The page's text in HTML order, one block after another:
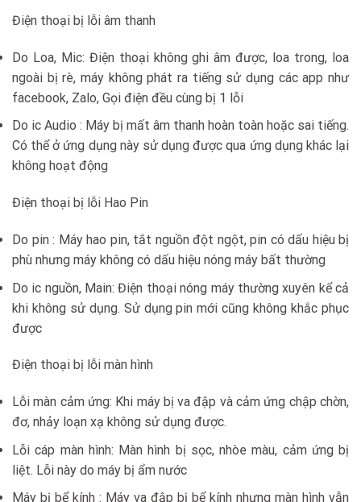
Điện thoại bị lỗi âm thanh
Do Loa, Mic: Điện thoại không ghi âm được, loa trong, loa
ngoài bị rè, máy không phát ra tiếng sử dụng các app như
facebook, Zalo, Gọi điện đều cùng bị 1 lỗi
Do ic Audio : Máy bị mất âm thanh hoàn toàn hoặc sai tiếng.
Có thể ở ứng dụng này sử dụng được qua ứng dụng khác lại
không hoạt động
Điện thoại bị lỗi Hao Pin
Do pin : Máy hao pin, tắt nguồn đột ngột, pin có dấu hiệu bị
phù nhưng máy không có dấu hiệu nóng máy bất thường
Do ic nguồn, Main: Điện thoại nóng máy thường xuyên kể cả
khi không sử dụng. Sử dụng pin mới cũng không khắc phục
được
Điện thoại bị lỗi màn hình
Lỗi màn cảm ứng: Khi máy bị va đập và cảm ứng chập chờn,
đơ, nhảy loạn xạ không sử dụng được.
Lỗi cáp màn hình: Màn hình bị sọc, nhòe màu, cảm ứng bị
liệt. Lỗi này do máy bị ẩm nước
Máy bị bể kính : Máy va đập bị bể kính nhưng màn hình vẫn